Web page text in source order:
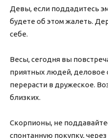
Девы, если поддадитесь
будете об этом жалеть.
себе.
Весы, сегодня вы
приятных людей,
перерасти в дружеское.
близких.
Скорпионы, не
спонтанную покупку,